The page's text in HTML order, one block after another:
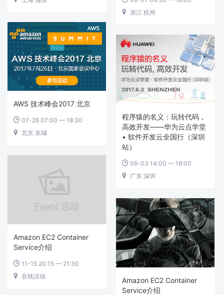
 浙江 杭州
AWS 技术峰会2017 北京
 07-26 07:00 — 18:30
 北京 东城
程序猿的名义：玩转代码，
高效开发——华为云点学堂
• 软件开发云全国行（深圳
站）
 06-03 14:00 — 18:00
 广东 深圳
Amazon EC2 Container
Service介绍
 11-15 20:15 — 21:30
 在线活动
Amazon EC2 Container
Service介绍